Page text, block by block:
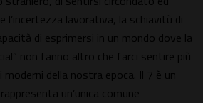
lavorativa, la schiavitù di
di esprimersi in un mondo dove la
non fanno altro che farci sentire più
della nostra epoca. Il 7 è un
un’unica comune